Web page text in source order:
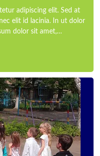
adipiscing elit. Sed at
elit id lacinia. In ut dolor
dolor sit amet,…